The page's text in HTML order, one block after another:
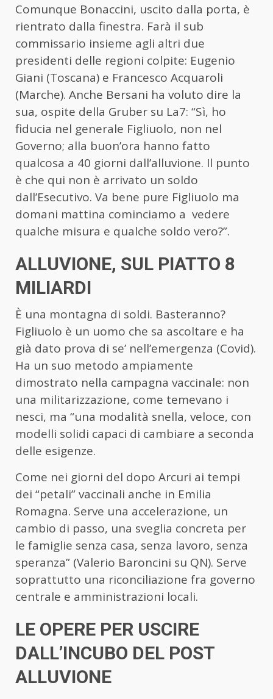
Comunque Bonaccini, uscito dalla porta, è
rientrato dalla finestra. Farà il sub
commissario insieme agli altri due
presidenti delle regioni colpite: Eugenio
Giani (Toscana) e Francesco Acquaroli
(Marche). Anche Bersani ha voluto dire la
sua, ospite della Gruber su La7: “Sì, ho
fiducia nel generale Figliuolo, non nel
Governo; alla buon’ora hanno fatto
qualcosa a 40 giorni dall’alluvione. Il punto
è che qui non è arrivato un soldo
dall’Esecutivo. Va bene pure Figliuolo ma
domani mattina cominciamo a vedere
qualche misura e qualche soldo vero?”.
ALLUVIONE, SUL PIATTO 8
MILIARDI
È una montagna di soldi. Basteranno?
Figliuolo è un uomo che sa ascoltare e ha
già dato prova di se’ nell’emergenza (Covid).
Ha un suo metodo ampiamente
dimostrato nella campagna vaccinale: non
una militarizzazione, come temevano i
nesci, ma “una modalità snella, veloce, con
modelli solidi capaci di cambiare a seconda
delle esigenze.
Come nei giorni del dopo Arcuri ai tempi
dei “petali” vaccinali anche in Emilia
Romagna. Serve una accelerazione, un
cambio di passo, una sveglia concreta per
le famiglie senza casa, senza lavoro, senza
speranza” (Valerio Baroncini su QN). Serve
soprattutto una riconciliazione fra governo
centrale e amministrazioni locali.
LE OPERE PER USCIRE
DALL’INCUBO DEL POST
ALLUVIONE